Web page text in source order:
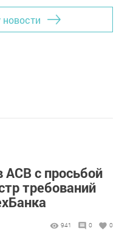
новости
АСВ с просьбой
требований
941 0 0